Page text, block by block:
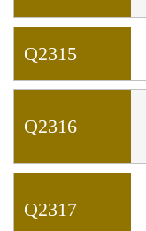
Q2315
Q2316
Q2317